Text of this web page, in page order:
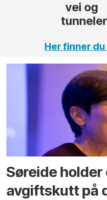
Her finner
Søreide
avgiftskutt på